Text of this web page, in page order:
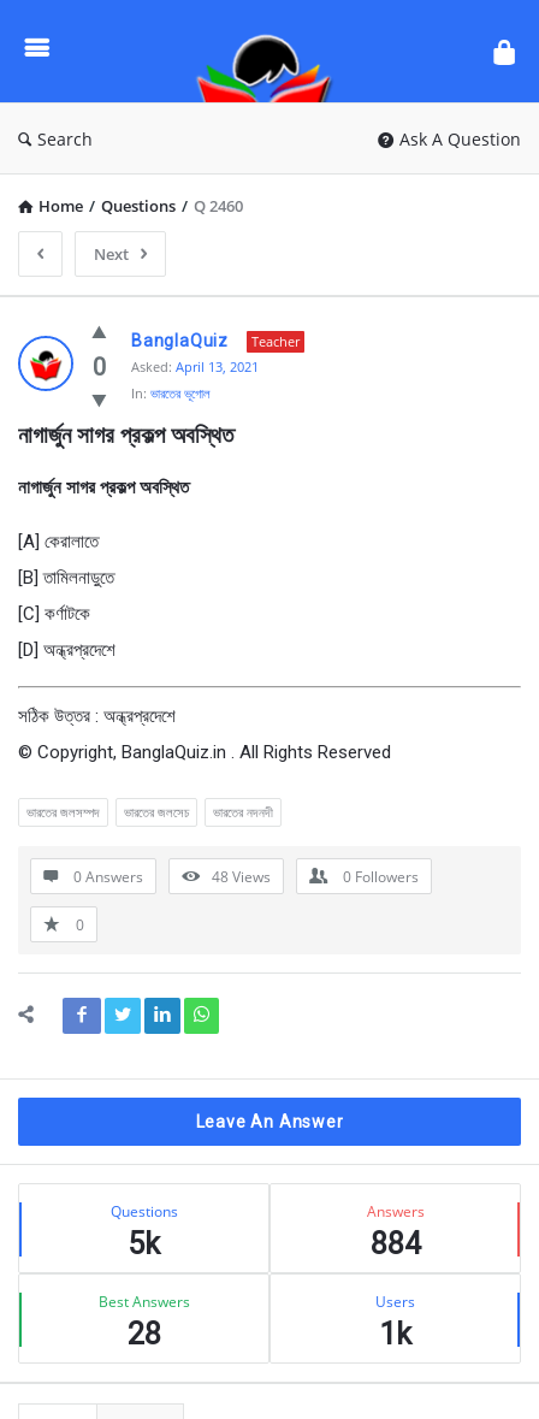
Questions
Search Ask A Question
Home / Questions / Q 2460
Next
Ask
Questions
BanglaQuiz
Latest
0
BanglaQuiz
Teacher
Asked: April 13, 2021
In: ভারতের ভূগোল
নাগার্জুন সাগর প্রকল্প অবস্থিত
নাগার্জুন সাগর প্রকল্প অবস্থিত
[A] কেরালাতে
[B] তামিলনাড়ুতে
[C] কর্ণাটকে
[D] অন্ধ্রপ্রদেশে
সঠিক উত্তর : অন্ধ্রপ্রদেশে
© Copyright, BanglaQuiz.in . All Rights Reserved
ভারতের জলসম্পদ ভারতের জলসেচ ভারতের নদনদী
0 Answers 48Views 0 Followers
0
Leave An Answer
Sidebar
Stats Questions
5k
Answers
884
Best Answers
28
Users
1k